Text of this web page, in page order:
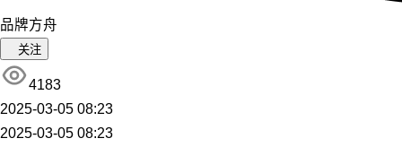
品牌方舟
关注
4183
2025-03-05 08:23
2025-03-05 08:23